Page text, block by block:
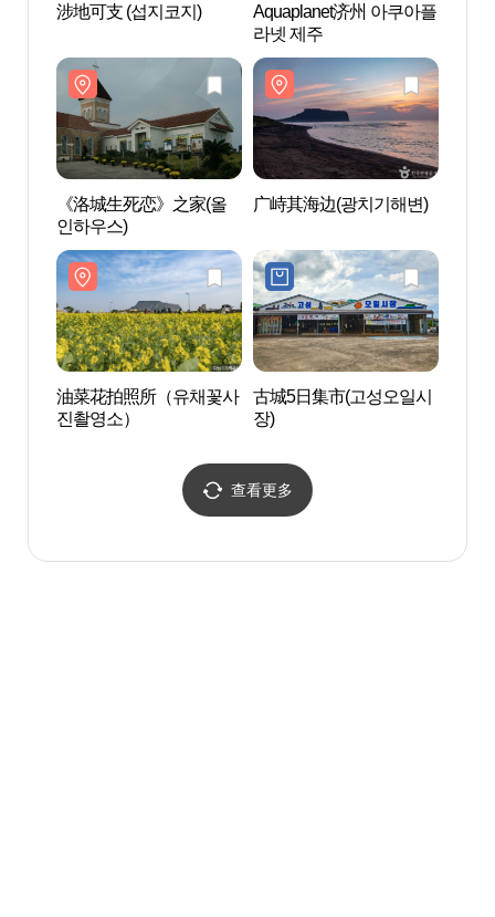
涉地可支 (섭지코지)
Aquaplanet济州 아쿠아플
라넷 제주
《洛城生死恋》之家(올
인하우스)
广峙其海边(광치기해변)
油菜花拍照所（유채꽃사
진촬영소）
古城5日集市(고성오일시
장)
查看更多